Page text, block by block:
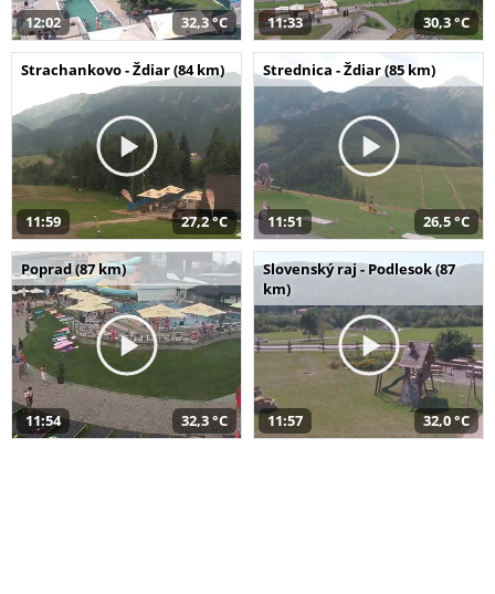
12:02 32,3 °C 11:33 30,3 °C
Strachankovo - Ždiar (84 km)
11:59 27,2 °C
Strednica - Ždiar (85 km)
11:51 26,5 °C
Poprad (87 km)
11:54 32,3 °C
Slovenský raj - Podlesok (87
km)
11:57 32,0 °C